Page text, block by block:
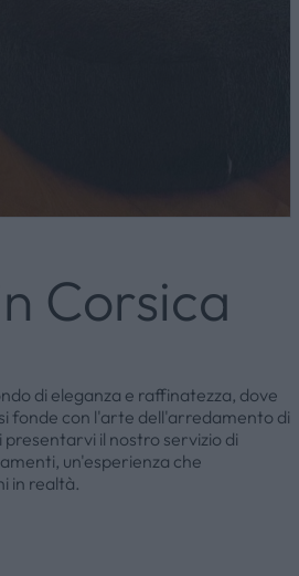
Corsica
di eleganza e raffinatezza, dove
fonde con l'arte dell'arredamento di
il nostro servizio di
un'esperienza che
in realtà.